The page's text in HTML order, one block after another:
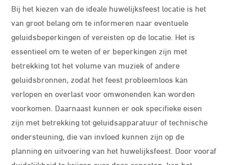
Bij het kiezen van de ideale huwelijksfeest locatie is het
van groot belang om te informeren naar eventuele
geluidsbeperkingen of vereisten op de locatie. Het is
essentieel om te weten of er beperkingen zijn met
betrekking tot het volume van muziek of andere
geluidsbronnen, zodat het feest probleemloos kan
verlopen en overlast voor omwonenden kan worden
voorkomen. Daarnaast kunnen er ook specifieke eisen
zijn met betrekking tot geluidsapparatuur of technische
ondersteuning, die van invloed kunnen zijn op de
planning en uitvoering van het huwelijksfeest. Door vooraf